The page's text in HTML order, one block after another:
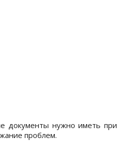
документы нужно иметь при
проблем.